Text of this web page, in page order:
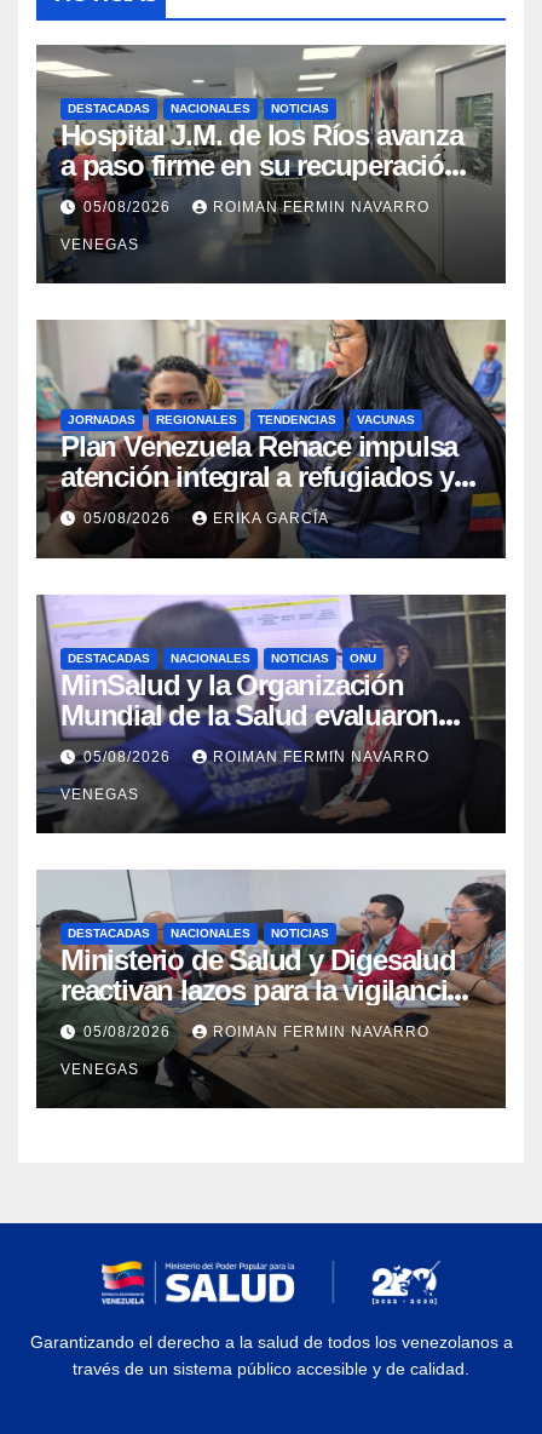
DESTACADAS NACIONALES NOTICIAS
Hospital J.M. de los Ríos avanza
a paso firme en su recuperación
tras los recientes eventos
sísmicos
05/08/2026 ROIMAN FERMIN NAVARRO
VENEGAS
JORNADAS REGIONALES TENDENCIAS VACUNAS
​Plan Venezuela Renace impulsa
atención integral a refugiados y
evaluación de vacunación en
Aragua
05/08/2026 ERIKA GARCÍA
DESTACADAS NACIONALES NOTICIAS ONU
MinSalud y la Organización
Mundial de la Salud evaluaron
propuesta técnica integral en
materia de agua saneamiento e
higiene ante contingencia
sísmica
05/08/2026 ROIMAN FERMIN NAVARRO
VENEGAS
DESTACADAS NACIONALES NOTICIAS
Ministerio de Salud y Digesalud
reactivan lazos para la vigilancia
epidemiológica y el control de
enfermedades
05/08/2026 ROIMAN FERMIN NAVARRO
VENEGAS
Garantizando el derecho a la salud de todos los venezolanos a
través de un sistema público accesible y de calidad.